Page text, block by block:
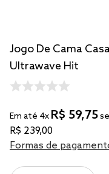
Jogo De Cama
Ultrawave Hit
Em até 4x R$ 59,75
R$ 239,00
Formas de
jogos cama
tencel
solteiro king
cobre leito